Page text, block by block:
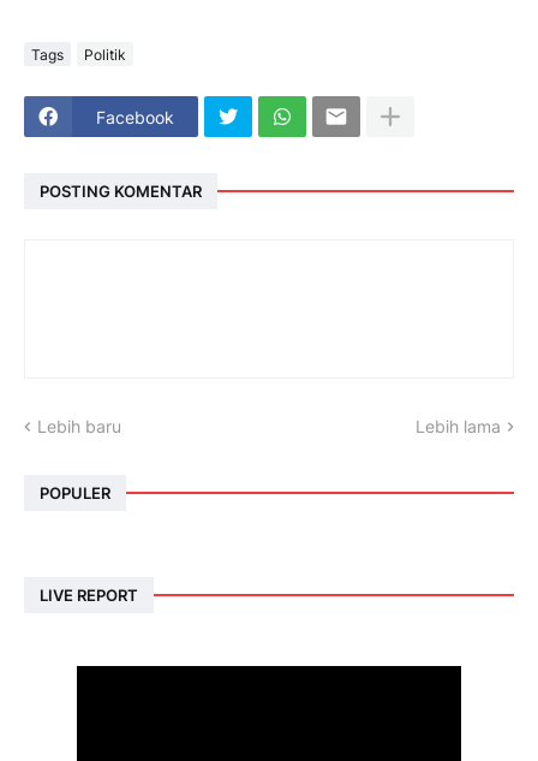
Tags Politik
Facebook
POSTING KOMENTAR
Lebih baru Lebih lama
POPULER
LIVE REPORT